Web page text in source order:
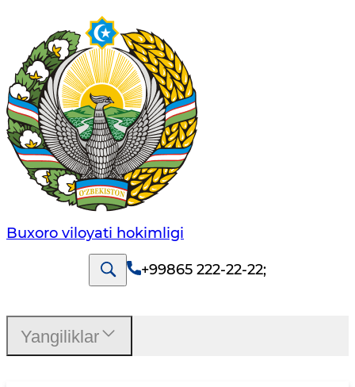
Buxoro viloyati hokimligi
+99865 222-22-22;
Yangiliklar